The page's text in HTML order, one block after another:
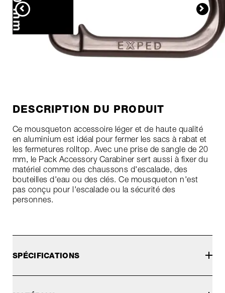
DESCRIPTION DU PRODUIT
Ce mousqueton accessoire léger et de haute qualité
en aluminium est idéal pour fermer les sacs à rabat et
les fermetures rolltop. Avec une prise de sangle de 20
mm, le Pack Accessory Carabiner sert aussi à fixer du
matériel comme des chaussons d'escalade, des
bouteilles d'eau ou des clés. Ce mousqueton n'est
pas conçu pour l'escalade ou la sécurité des
personnes.
SPÉCIFICATIONS